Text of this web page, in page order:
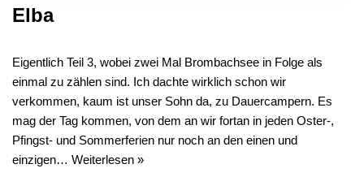
Elba
Eigentlich Teil 3, wobei zwei Mal Brombachsee in Folge als
einmal zu zählen sind. Ich dachte wirklich schon wir
verkommen, kaum ist unser Sohn da, zu Dauercampern. Es
mag der Tag kommen, von dem an wir fortan in jeden Oster-,
Pfingst- und Sommerferien nur noch an den einen und
einzigen… Weiterlesen »